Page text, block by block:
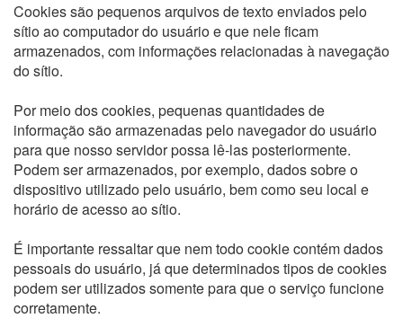
Cookies são pequenos arquivos de texto enviados pelo
sítio ao computador do usuário e que nele ficam
armazenados, com informações relacionadas à navegação
do sítio.
Por meio dos cookies, pequenas quantidades de
informação são armazenadas pelo navegador do usuário
para que nosso servidor possa lê-las posteriormente.
Podem ser armazenados, por exemplo, dados sobre o
dispositivo utilizado pelo usuário, bem como seu local e
horário de acesso ao sítio.
É importante ressaltar que nem todo cookie contém dados
pessoais do usuário, já que determinados tipos de cookies
podem ser utilizados somente para que o serviço funcione
corretamente.